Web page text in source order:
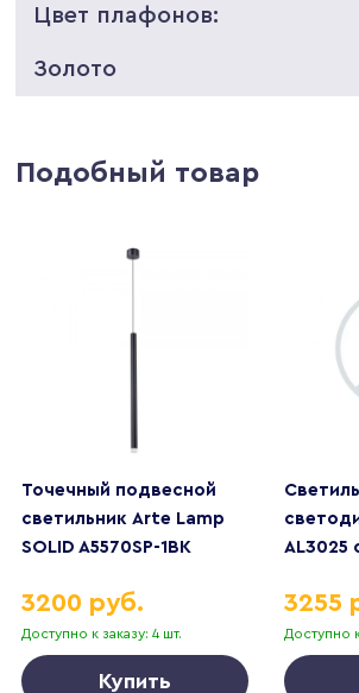
Цвет плафонов:
Золото
Подобный товар
Точечный подвесной
светильник Arte Lamp
SOLID A5570SP-1BK
Доступно к заказу: 4 шт.
3200 руб.
Купить
AL3025
12W
48985
Доступно
3255